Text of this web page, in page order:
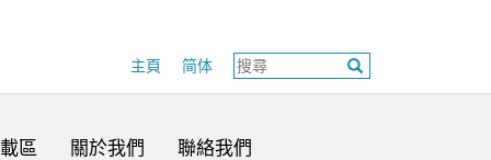
主頁 简体
區 關於我們 聯絡我們